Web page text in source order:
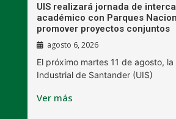
UIS realizará jornada de
académico con Parques
promover proyectos conjuntos
agosto 6, 2026
El próximo martes 11 de agosto,
Industrial de Santander (UIS)
Ver más